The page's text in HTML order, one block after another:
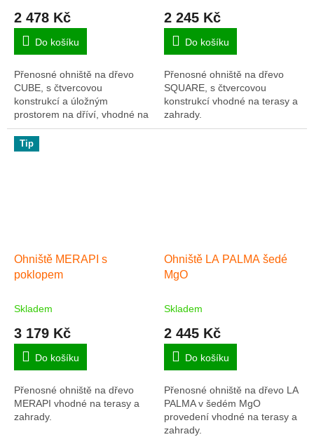
2 478 Kč
Do košíku
Přenosné ohniště na dřevo
CUBE, s čtvercovou
konstrukcí a úložným
prostorem na dříví, vhodné na
terasy a zahrady.
2 245 Kč
Do košíku
Přenosné ohniště na dřevo
SQUARE, s čtvercovou
konstrukcí vhodné na terasy a
zahrady.
Tip
Ohniště MERAPI s
poklopem
Skladem
3 179 Kč
Do košíku
Přenosné ohniště na dřevo
MERAPI vhodné na terasy a
zahrady.
Ohniště LA PALMA šedé
MgO
Skladem
2 445 Kč
Do košíku
Přenosné ohniště na dřevo LA
PALMA v šedém MgO
provedení vhodné na terasy a
zahrady.